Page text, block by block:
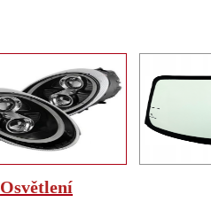
Osvětlení